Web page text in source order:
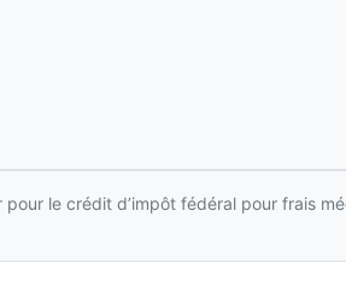
le crédit d’impôt fédéral pour frais